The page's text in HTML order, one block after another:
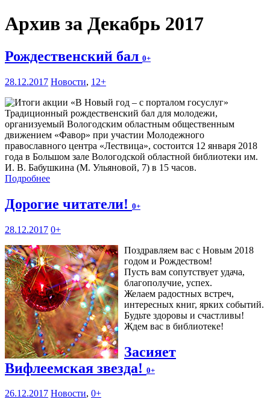
Архив за Декабрь 2017
Рождественский бал 0+
28.12.2017 Новости, 12+
Традиционный рождественский бал для молодежи,
организуемый Вологодским областным общественным
движением «Фавор» при участии Молодежного
православного центра «Лествица», состоится 12 января 2018
года в Большом зале Вологодской областной библиотеки им.
И. В. Бабушкина (М. Ульяновой, 7) в 15 часов.
Подробнее
Дорогие читатели! 0+
28.12.2017 0+
Поздравляем вас с Новым 2018
годом и Рождеством!
Пусть вам сопутствует удача,
благополучие, успех.
Желаем радостных встреч,
интересных книг, ярких событий.
Будьте здоровы и счастливы!
Ждем вас в библиотеке!
Засияет
Вифлеемская звезда! 0+
26.12.2017 Новости, 0+